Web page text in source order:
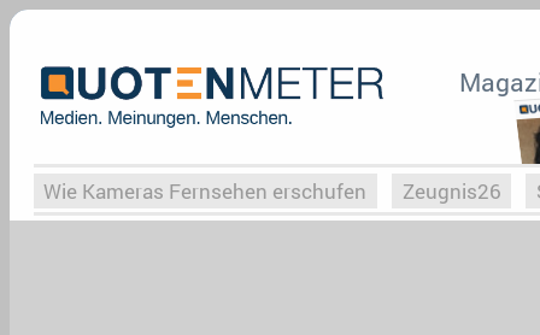
Wie Kameras Fernsehen erschufen Zeugnis26